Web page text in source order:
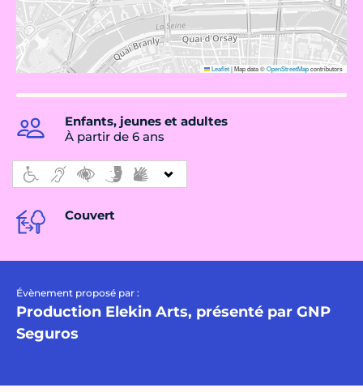
Leaflet|Map data ©OpenStreetMapcontributors
Enfants, jeunes et adultes
À partir de 6 ans
Couvert
Évènement proposé par :
Production Elekin Arts, présenté par GNP
Seguros